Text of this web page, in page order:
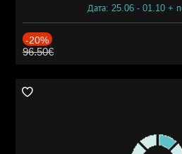
Дата: 25.06 - 01.10 +
-20%
96.50€